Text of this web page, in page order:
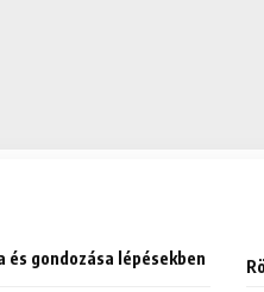
gondozása lépésekben